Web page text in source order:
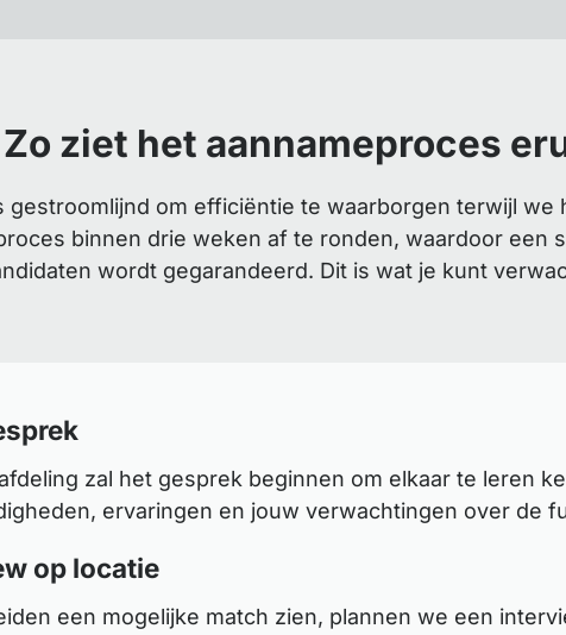
Zo ziet het aannameproces
om efficiëntie te waarborgen terwijl we
binnen drie weken af te ronden, waardoor een
wordt gegarandeerd. Dit is wat je kunt
zal het gesprek beginnen om elkaar te leren
ervaringen en jouw verwachtingen over de
op locatie
een mogelijke match zien, plannen we een